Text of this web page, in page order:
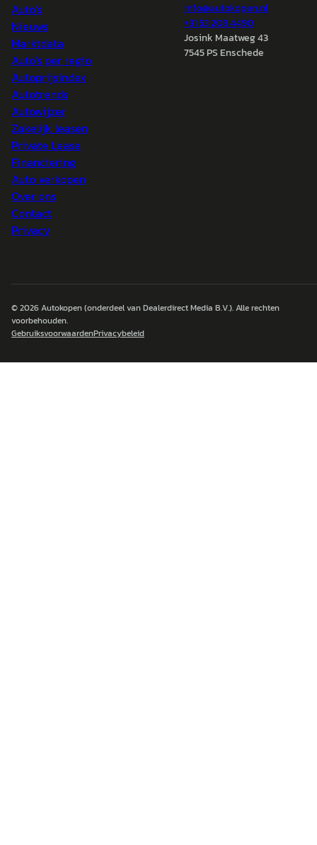
Auto's
Nieuws
Marktdata
Auto's per regio
Autoprijsindex
Autotrends
Autowijzer
Zakelijk leasen
Private Lease
Financiering
Auto verkopen
Over ons
Contact
Privacy
info@autokopen.nl
+31 53 208 4490
Josink Maatweg 43
7545 PS Enschede
© 2026Autokopen(onderdeel van Dealerdirect Media B.V.). Alle rechten
voorbehouden.
GebruiksvoorwaardenPrivacybeleid